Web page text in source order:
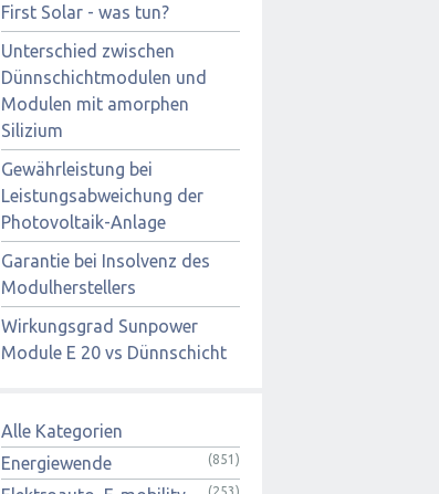
First Solar - was tun?
Unterschied zwischen
Dünnschichtmodulen und
Modulen mit amorphen
Silizium
Gewährleistung bei
Leistungsabweichung der
Photovoltaik-Anlage
Garantie bei Insolvenz des
Modulherstellers
Wirkungsgrad Sunpower
Module E 20 vs Dünnschicht
Alle Kategorien
Energiewende
(851)
(253)